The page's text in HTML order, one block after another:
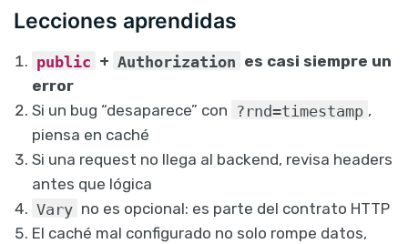
Lecciones aprendidas
public + Authorization es casi siempre un
error
Si un bug “desaparece” con ?rnd=timestamp ,
piensa en caché
Si una request no llega al backend, revisa headers
antes que lógica
Vary no es opcional: es parte del contrato HTTP
El caché mal configurado no solo rompe datos,